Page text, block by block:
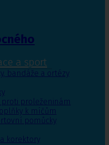
a sport
bandáže a ortézy
proti proleženinám
k míčům
pomůcky
korektory